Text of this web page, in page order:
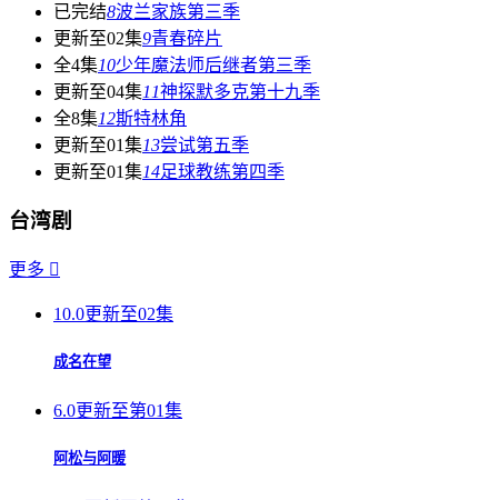
已完结8波兰家族第三季
更新至02集9青春碎片
全4集10少年魔法师后继者第三季
更新至04集11神探默多克第十九季
全8集12斯特林角
更新至01集13尝试第五季
更新至01集14足球教练第四季
台湾剧
更多 
10.0更新至02集
成名在望
6.0更新至第01集
阿松与阿暖